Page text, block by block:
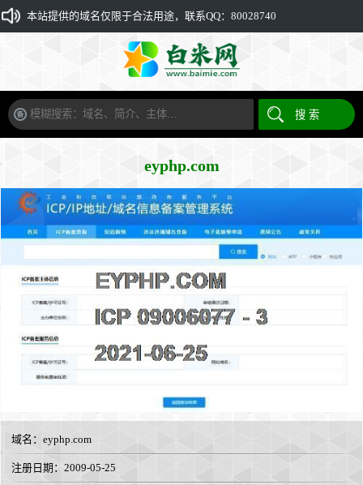
本站提供的域名仅限于合法用途，联系QQ：80028740
eyphp.com
域名： eyphp.com
注册日期：2009-05-25